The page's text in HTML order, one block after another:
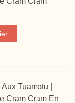
Tuamotu |
Cram Cram En